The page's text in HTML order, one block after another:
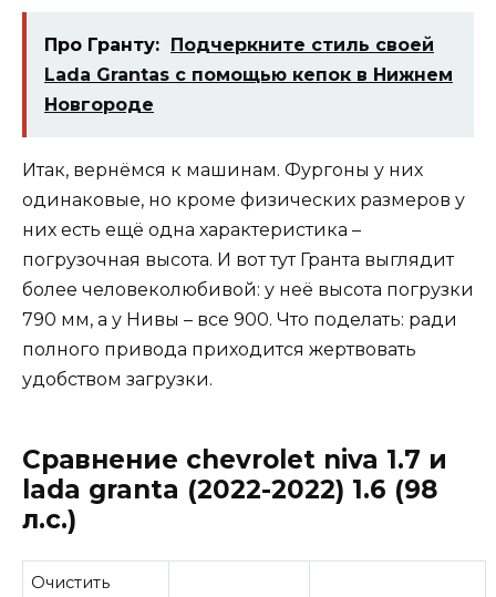
Про Гранту: Подчеркните стиль своей
Lada Grantas с помощью кепок в Нижнем
Новгороде
Итак, вернёмся к машинам. Фургоны у них
одинаковые, но кроме физических размеров у
них есть ещё одна характеристика –
погрузочная высота. И вот тут Гранта выглядит
более человеколюбивой: у неё высота погрузки
790 мм, а у Нивы – все 900. Что поделать: ради
полного привода приходится жертвовать
удобством загрузки.
Сравнение chevrolet niva 1.7 и
lada granta (2022-2022) 1.6 (98
л.с.)
Очистить